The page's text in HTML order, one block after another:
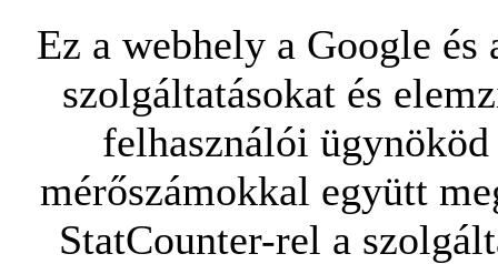
Ez a webhely a Google
szolgáltatásokat és
felhasználói
mérőszámokkal együtt
StatCounter-rel a